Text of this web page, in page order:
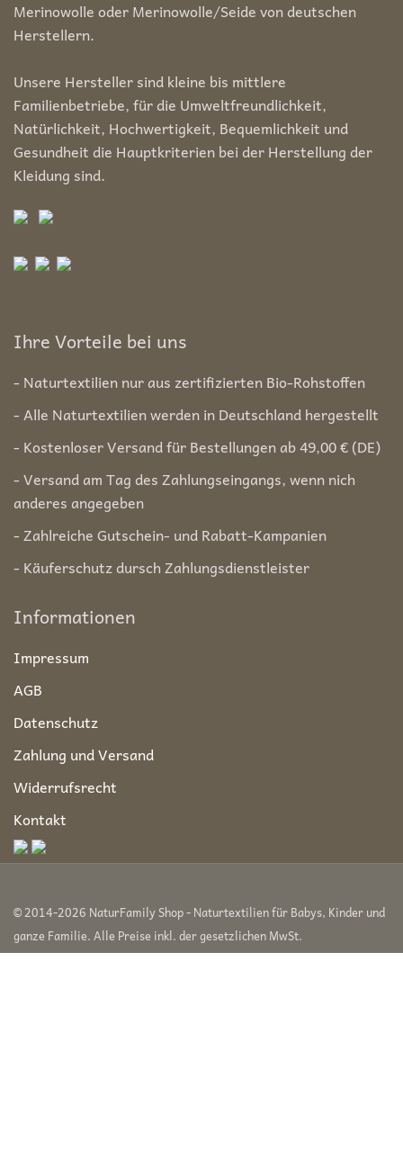
Merinowolle oder Merinowolle/Seide von deutschen
Herstellern.
Unsere Hersteller sind kleine bis mittlere
Familienbetriebe, für die Umweltfreundlichkeit,
Natürlichkeit, Hochwertigkeit, Bequemlichkeit und
Gesundheit die Hauptkriterien bei der Herstellung der
Kleidung sind.
Ihre Vorteile bei uns
- Naturtextilien nur aus zertifizierten Bio-Rohstoffen
- Alle Naturtextilien werden in Deutschland hergestellt
- Kostenloser Versand für Bestellungen ab 49,00 € (DE)
- Versand am Tag des Zahlungseingangs, wenn nich
anderes angegeben
- Zahlreiche Gutschein- und Rabatt-Kampanien
- Käuferschutz dursch Zahlungsdienstleister
Informationen
Impressum
AGB
Datenschutz
Zahlung und Versand
Widerrufsrecht
Kontakt
© 2014-2026 NaturFamily Shop - Naturtextilien für Babys, Kinder und
ganze Familie. Alle Preise inkl. der gesetzlichen MwSt.